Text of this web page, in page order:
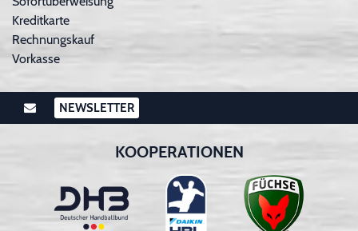
Kreditkarte
Rechnungskauf
Vorkasse
NEWSLETTER
KOOPERATIONEN